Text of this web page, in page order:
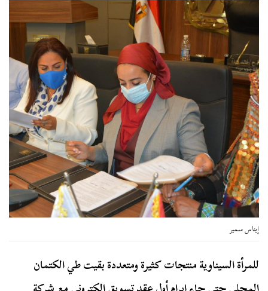
إيناس سمير
للمرأة السيناوية منتجات كثيرة ومتعددة بقيت طي الكتمان